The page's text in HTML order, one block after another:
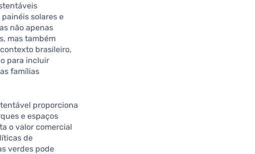
solares e
não apenas
mas também
brasileiro,
para incluir
famílias
proporciona
e espaços
o valor comercial
de
verdes pode